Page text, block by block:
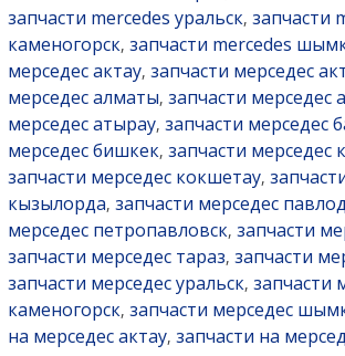
запчасти mercedes уральск, запчасти
каменогорск, запчасти mercedes
мерседес актау, запчасти мерседес
мерседес алматы, запчасти мерседес
мерседес атырау, запчасти мерседес
мерседес бишкек, запчасти мерседес
запчасти мерседес кокшетау,
кызылорда, запчасти мерседес
мерседес петропавловск, запчасти
запчасти мерседес тараз, запчасти
запчасти мерседес уральск, запчасти
каменогорск, запчасти мерседес
на мерседес актау, запчасти на